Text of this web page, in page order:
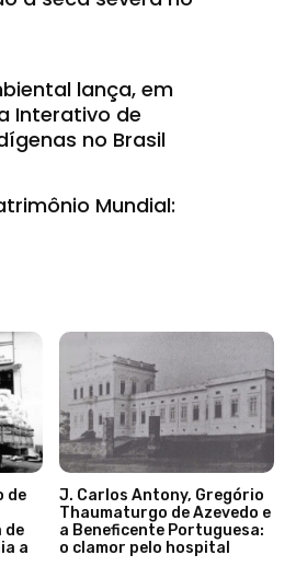
lança, em
Interativo de
no Brasil
Mundial:
de
de
a
J. Carlos Antony, Gregório
Thaumaturgo de Azevedo e
a Beneficente Portuguesa:
o clamor pelo hospital